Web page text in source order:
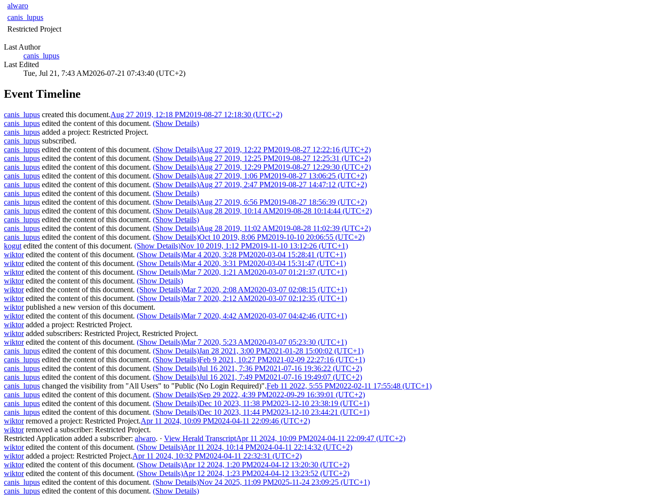
alwaro
canis_lupus
Restricted Project
Last Author
canis_lupus
Last Edited
Tue, Jul 21, 7:43 AM2026-07-21 07:43:40 (UTC+2)
Event Timeline
canis_lupus created this document.Aug 27 2019, 12:18 PM2019-08-27 12:18:30 (UTC+2)
canis_lupus edited the content of this document. (Show Details)
canis_lupus added a project: Restricted Project.
canis_lupus subscribed.
canis_lupus edited the content of this document. (Show Details)Aug 27 2019, 12:22 PM2019-08-27 12:22:16 (UTC+2)
canis_lupus edited the content of this document. (Show Details)Aug 27 2019, 12:25 PM2019-08-27 12:25:31 (UTC+2)
canis_lupus edited the content of this document. (Show Details)Aug 27 2019, 12:29 PM2019-08-27 12:29:30 (UTC+2)
canis_lupus edited the content of this document. (Show Details)Aug 27 2019, 1:06 PM2019-08-27 13:06:25 (UTC+2)
canis_lupus edited the content of this document. (Show Details)Aug 27 2019, 2:47 PM2019-08-27 14:47:12 (UTC+2)
canis_lupus edited the content of this document. (Show Details)
canis_lupus edited the content of this document. (Show Details)Aug 27 2019, 6:56 PM2019-08-27 18:56:39 (UTC+2)
canis_lupus edited the content of this document. (Show Details)Aug 28 2019, 10:14 AM2019-08-28 10:14:44 (UTC+2)
canis_lupus edited the content of this document. (Show Details)
canis_lupus edited the content of this document. (Show Details)Aug 28 2019, 11:02 AM2019-08-28 11:02:39 (UTC+2)
canis_lupus edited the content of this document. (Show Details)Oct 10 2019, 8:06 PM2019-10-10 20:06:55 (UTC+2)
kogut edited the content of this document. (Show Details)Nov 10 2019, 1:12 PM2019-11-10 13:12:26 (UTC+1)
wiktoredited the content of this document. (Show Details)Mar 4 2020, 3:28 PM2020-03-04 15:28:41 (UTC+1)
wiktoredited the content of this document. (Show Details)Mar 4 2020, 3:31 PM2020-03-04 15:31:47 (UTC+1)
wiktoredited the content of this document. (Show Details)Mar 7 2020, 1:21 AM2020-03-07 01:21:37 (UTC+1)
wiktoredited the content of this document. (Show Details)
wiktoredited the content of this document. (Show Details)Mar 7 2020, 2:08 AM2020-03-07 02:08:15 (UTC+1)
wiktoredited the content of this document. (Show Details)Mar 7 2020, 2:12 AM2020-03-07 02:12:35 (UTC+1)
wiktorpublished a new version of this document.
wiktoredited the content of this document. (Show Details)Mar 7 2020, 4:42 AM2020-03-07 04:42:46 (UTC+1)
wiktoradded a project: Restricted Project.
wiktoradded subscribers: Restricted Project, Restricted Project.
wiktoredited the content of this document. (Show Details)Mar 7 2020, 5:23 AM2020-03-07 05:23:30 (UTC+1)
canis_lupus edited the content of this document. (Show Details)Jan 28 2021, 3:00 PM2021-01-28 15:00:02 (UTC+1)
canis_lupus edited the content of this document. (Show Details)Feb 9 2021, 10:27 PM2021-02-09 22:27:16 (UTC+1)
canis_lupus edited the content of this document. (Show Details)Jul 16 2021, 7:36 PM2021-07-16 19:36:22 (UTC+2)
canis_lupus edited the content of this document. (Show Details)Jul 16 2021, 7:49 PM2021-07-16 19:49:07 (UTC+2)
canis_lupus changed the visibility from "All Users" to "Public (No Login Required)".Feb 11 2022, 5:55 PM2022-02-11 17:55:48 (UTC+1)
canis_lupus edited the content of this document. (Show Details)Sep 29 2022, 4:39 PM2022-09-29 16:39:01 (UTC+2)
canis_lupus edited the content of this document. (Show Details)Dec 10 2023, 11:38 PM2023-12-10 23:38:19 (UTC+1)
canis_lupus edited the content of this document. (Show Details)Dec 10 2023, 11:44 PM2023-12-10 23:44:21 (UTC+1)
wiktorremoved a project: Restricted Project.Apr 11 2024, 10:09 PM2024-04-11 22:09:46 (UTC+2)
wiktorremoved a subscriber: Restricted Project.
Restricted Application added a subscriber: alwaro. · View Herald TranscriptApr 11 2024, 10:09 PM2024-04-11 22:09:47 (UTC+2)
wiktoredited the content of this document. (Show Details)Apr 11 2024, 10:14 PM2024-04-11 22:14:32 (UTC+2)
wiktoradded a project: Restricted Project.Apr 11 2024, 10:32 PM2024-04-11 22:32:31 (UTC+2)
wiktoredited the content of this document. (Show Details)Apr 12 2024, 1:20 PM2024-04-12 13:20:30 (UTC+2)
wiktoredited the content of this document. (Show Details)Apr 12 2024, 1:23 PM2024-04-12 13:23:52 (UTC+2)
canis_lupus edited the content of this document. (Show Details)Nov 24 2025, 11:09 PM2025-11-24 23:09:25 (UTC+1)
canis_lupus edited the content of this document. (Show Details)